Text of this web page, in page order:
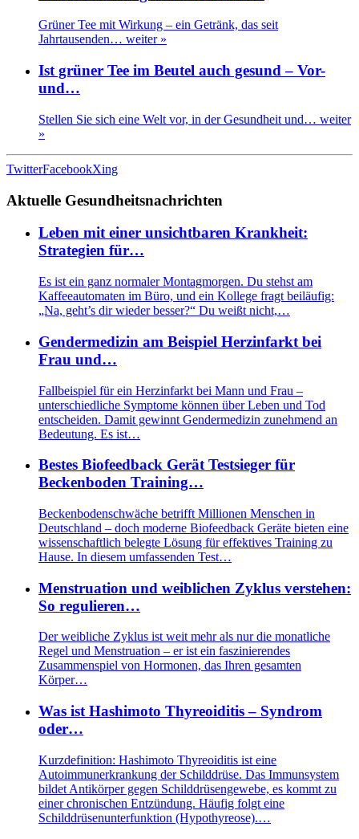
Grüner Tee mit Wirkung – ein Getränk, das seit
Jahrtausenden… weiter »
Ist grüner Tee im Beutel auch gesund – Vor-
und…
Stellen Sie sich eine Welt vor, in der Gesundheit und… weiter
»
TwitterFacebookXing
Aktuelle Gesundheitsnachrichten
Leben mit einer unsichtbaren Krankheit:
Strategien für…
Es ist ein ganz normaler Montagmorgen. Du stehst am
Kaffeeautomaten im Büro, und ein Kollege fragt beiläufig:
„Na, geht’s dir wieder besser?“ Du weißt nicht,…
Gendermedizin am Beispiel Herzinfarkt bei
Frau und…
Fallbeispiel für ein Herzinfarkt bei Mann und Frau –
unterschiedliche Symptome können über Leben und Tod
entscheiden. Damit gewinnt Gendermedizin zunehmend an
Bedeutung. Es ist…
Bestes Biofeedback Gerät Testsieger für
Beckenboden Training…
Beckenbodenschwäche betrifft Millionen Menschen in
Deutschland – doch moderne Biofeedback Geräte bieten eine
wissenschaftlich belegte Lösung für effektives Training zu
Hause. In diesem umfassenden Test…
Menstruation und weiblichen Zyklus verstehen:
So regulieren…
Der weibliche Zyklus ist weit mehr als nur die monatliche
Regel und Menstruation – er ist ein faszinierendes
Zusammenspiel von Hormonen, das Ihren gesamten
Körper…
Was ist Hashimoto Thyreoiditis – Syndrom
oder…
Kurzdefinition: Hashimoto Thyreoiditis ist eine
Autoimmunerkrankung der Schilddrüse. Das Immunsystem
bildet Antikörper gegen Schilddrüsengewebe, es kommt zu
einer chronischen Entzündung. Häufig folgt eine
Schilddrüsenunterfunktion (Hypothyreose).…